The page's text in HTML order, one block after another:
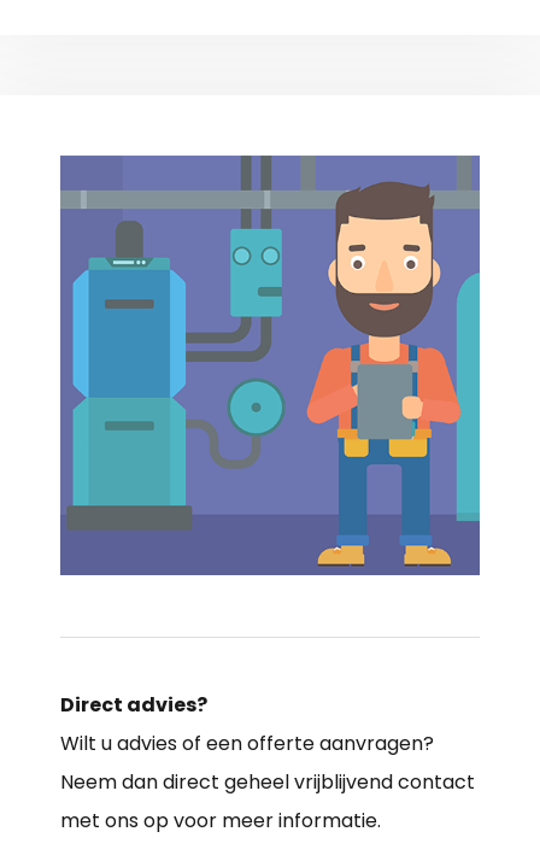
Direct advies?
Wilt u advies of een offerte aanvragen?
Neem dan direct geheel vrijblijvend contact
met ons op voor meer informatie.